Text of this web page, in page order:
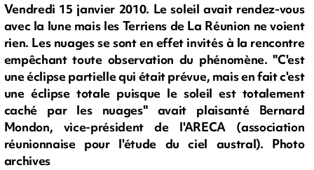
Vendredi 15 janvier 2010. Le soleil avait rendez-vous
avec la lune mais les Terriens de La Réunion ne voient
rien. Les nuages se sont en effet invités à la rencontre
empêchant toute observation du phénomène. "C'est
une éclipse partielle qui était prévue, mais en fait c'est
une éclipse totale puisque le soleil est totalement
caché par les nuages" avait plaisanté Bernard
Mondon, vice-président de l'ARECA (association
réunionnaise pour l'étude du ciel austral). Photo
archives